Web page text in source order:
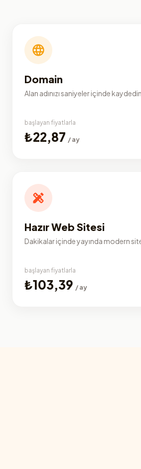
Domain
Alan adınızı saniyeler içinde kaydedin
başlayan fiyatlarla
₺22,87 / ay
Hazır Web Sitesi
Dakikalar içinde yayında modern
başlayan fiyatlarla
₺103,39 / ay